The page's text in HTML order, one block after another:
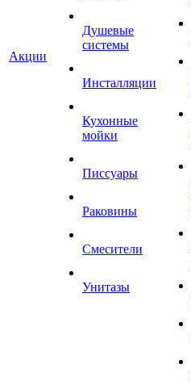
Акции
Душевые
системы
Инсталляции
Кухонные
мойки
Писсуары
Раковины
Смесители
Унитазы